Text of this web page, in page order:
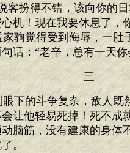
扮得不错，该向你的
机！现在我要休息了，
驹觉得受到侮辱，一肚
话：“老辛，总有一天
三
下的斗争复杂，敌人既
让他轻易死掉！死不成
脑筋，没有建康的身体
。